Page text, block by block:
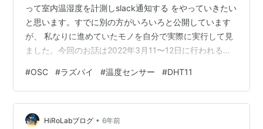
って室内温湿度を計測しslack通知する をやっていきたい
と思います。すでに別の方がいろいろと公開しています
が、 私なりに進めていたモノを自分で実際に実行して見
ました。今回のお話は2022年3月11〜12日に行われる
を含みます。 ブログ公開後にオンラインのカンファレン
スで発表する流れの発表ですので、 ぜひぜひ、3月12日
の発表はオンラインで聞いていただけると嬉しいです。
私の発表は12日の13:00〜です。PyConJP2022のお話も
#OSC #ラズパイ #温度センサー #DHT11
HiRoLabブログ • 6年前